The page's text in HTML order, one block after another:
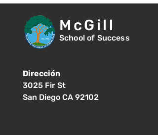
McGill
School of Success
Dirección
3025 Fir St
San Diego CA 92102